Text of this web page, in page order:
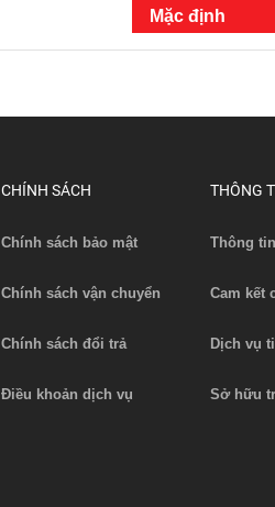
CHÍNH SÁCH
Chính sách bảo mật
Chính sách vận chuyển
Chính sách đổi trả
Điều khoản dịch vụ
THÔNG
Thông
Cam kết
Dịch vụ
Sở hữu